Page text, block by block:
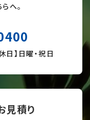
へ。
】日曜・祝日
見積り